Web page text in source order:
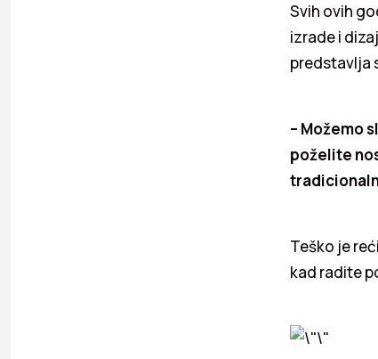
Svih ovih
izrade i
predstavlja
– Možemo
poželite
Teško je
kad radite